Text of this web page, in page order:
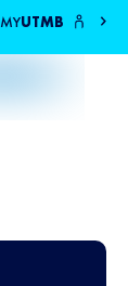
MYUTMB